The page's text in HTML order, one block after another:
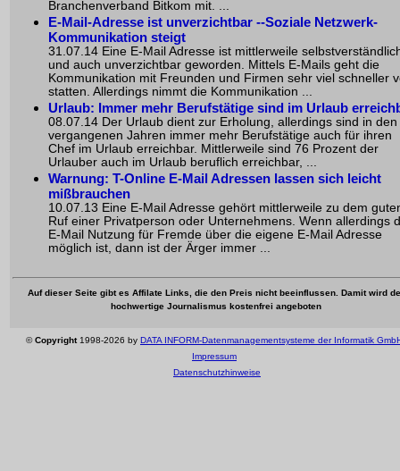
Branchenverband Bitkom mit. ...
E-Mail-Adresse ist unverzichtbar --Soziale Netzwerk-
Kommunikation steigt
31.07.14 Eine E-Mail Adresse ist mittlerweile
und auch unverzichtbar geworden. Mittels E-Mails geht die
Kommunikation mit Freunden und Firmen sehr viel schneller
statten. Allerdings nimmt die Kommunikation ...
Urlaub: Immer mehr Berufstätige sind im Urlaub
08.07.14 Der Urlaub dient zur Erholung, allerdings sind in den
vergangenen Jahren immer mehr Berufstätige auch für ihren
Chef im Urlaub erreichbar. Mittlerweile sind 76 Prozent der
Urlauber auch im Urlaub beruflich erreichbar, ...
Warnung: T-Online E-Mail Adressen lassen sich leicht
mißbrauchen
10.07.13 Eine E-Mail Adresse gehört mittlerweile zu dem
Ruf einer Privatperson oder Unternehmens. Wenn allerdings
E-Mail Nutzung für Fremde über die eigene E-Mail Adresse
möglich ist, dann ist der Ärger immer ...
Auf dieser Seite gibt es Affilate Links, die den Preis nicht beeinflussen. Damit wird
hochwertige Journalismus kostenfrei angeboten
©Copyright1998-2026 by DATA INFORM-Datenmanagementsysteme der Informatik
Impressum
Datenschutzhinweise